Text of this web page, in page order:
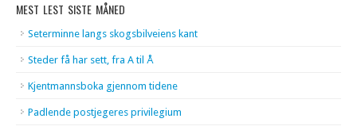
MEST LEST SISTE MÅNED
Seterminne langs skogsbilveiens kant
Steder få har sett, fra A til Å
Kjentmannsboka gjennom tidene
Padlende postjegeres privilegium